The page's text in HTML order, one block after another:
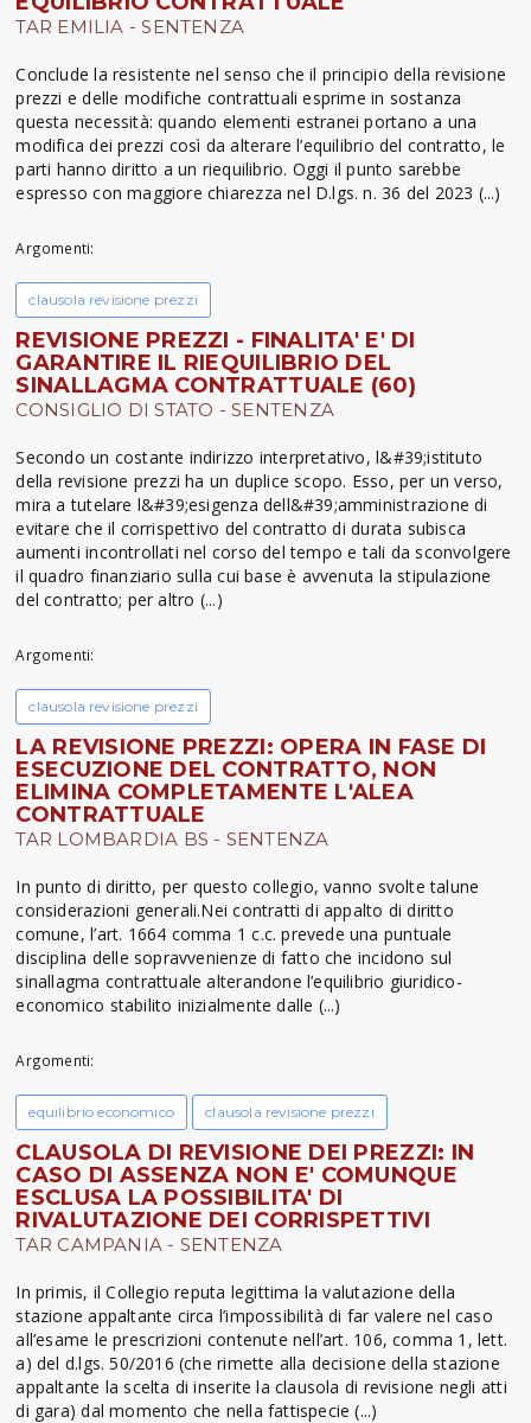
TAR EMILIA - SENTENZA
Conclude la resistente nel senso che il principio della revisione
prezzi e delle modifiche contrattuali esprime in sostanza
questa necessità: quando elementi estranei portano a una
modifica dei prezzi così da alterare l’equilibrio del contratto, le
parti hanno diritto a un riequilibrio. Oggi il punto sarebbe
espresso con maggiore chiarezza nel D.lgs. n. 36 del 2023 (...)
Argomenti:
clausola revisione prezzi
REVISIONE PREZZI - FINALITA' E' DI
GARANTIRE IL RIEQUILIBRIO DEL
SINALLAGMA CONTRATTUALE (60)
CONSIGLIO DI STATO - SENTENZA
Secondo un costante indirizzo interpretativo, l&#39;istituto
della revisione prezzi ha un duplice scopo. Esso, per un verso,
mira a tutelare l&#39;esigenza dell&#39;amministrazione di
evitare che il corrispettivo del contratto di durata subisca
aumenti incontrollati nel corso del tempo e tali da sconvolgere
il quadro finanziario sulla cui base è avvenuta la stipulazione
del contratto; per altro (...)
Argomenti:
clausola revisione prezzi
LA REVISIONE PREZZI: OPERA IN FASE DI
ESECUZIONE DEL CONTRATTO, NON
ELIMINA COMPLETAMENTE L'ALEA
CONTRATTUALE
TAR LOMBARDIA BS - SENTENZA
In punto di diritto, per questo collegio, vanno svolte talune
considerazioni generali.Nei contratti di appalto di diritto
comune, l’art. 1664 comma 1 c.c. prevede una puntuale
disciplina delle sopravvenienze di fatto che incidono sul
sinallagma contrattuale alterandone l’equilibrio giuridico-
economico stabilito inizialmente dalle (...)
Argomenti:
equilibrio economico clausola revisione prezzi
CLAUSOLA DI REVISIONE DEI PREZZI: IN
CASO DI ASSENZA NON E' COMUNQUE
ESCLUSA LA POSSIBILITA' DI
RIVALUTAZIONE DEI CORRISPETTIVI
TAR CAMPANIA - SENTENZA
In primis, il Collegio reputa legittima la valutazione della
stazione appaltante circa l’impossibilità di far valere nel caso
all’esame le prescrizioni contenute nell’art. 106, comma 1, lett.
a) del d.lgs. 50/2016 (che rimette alla decisione della stazione
appaltante la scelta di inserite la clausola di revisione negli atti
di gara) dal momento che nella fattispecie (...)